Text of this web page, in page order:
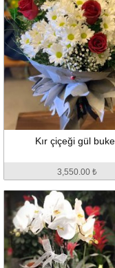
Kır çiçeği gül
3,550.00 ₺